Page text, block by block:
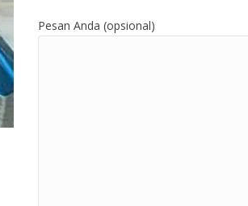
Pesan Anda (opsional)